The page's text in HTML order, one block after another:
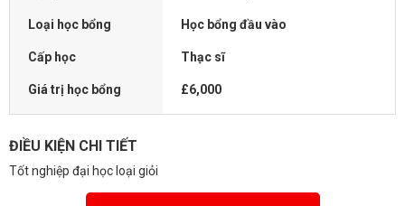
Loại học bổng Học bổng đầu vào
Cấp học Thạc sĩ
Giá trị học bổng £6,000
ĐIỀU KIỆN CHI TIẾT
Tốt nghiệp đại học loại giỏi